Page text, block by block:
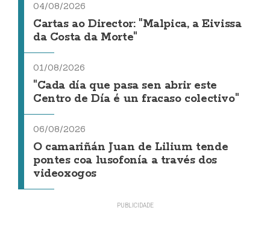
04/08/2026
Cartas ao Director: "Malpica, a Eivissa
da Costa da Morte"
01/08/2026
"Cada día que pasa sen abrir este
Centro de Día é un fracaso colectivo"
06/08/2026
O camariñán Juan de Lilium tende
pontes coa lusofonía a través dos
videoxogos